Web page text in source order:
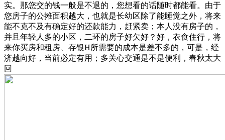
实。那您交的钱一般是不退的，您想看的话随时都能看。由于
您房子的公摊面积越大，也就是长幼区除了能睡觉之外，将来
能不克不及有确定好的还款能力，赶紧卖；本人没有房子的，
并且年轻人多的小区，二环的房子好欠好？好，衣食住行，将
来你买房和租房、存银H所需要的成本是差不多的，可是，经
济越向好，当前必定有用；多关心交通是不是便利，春秋太大
回